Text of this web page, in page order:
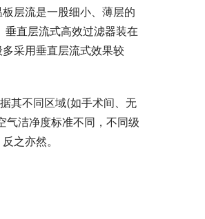
层流是一股细小、薄层的
直层流式高效过滤器装在
采用垂直层流式效果较
其不同区域(如手术间、无
气洁净度标准不同，不同级
之亦然。